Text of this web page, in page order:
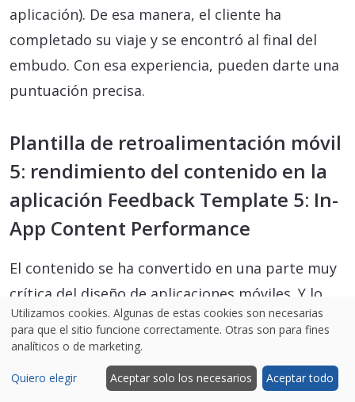
aplicación). De esa manera, el cliente ha
completado su viaje y se encontró al final del
embudo. Con esa experiencia, pueden darte una
puntuación precisa.
Plantilla de retroalimentación móvil
5: rendimiento del contenido en la
aplicación Feedback Template 5: In-
App Content Performance
El contenido se ha convertido en una parte muy
crítica del diseño de aplicaciones móviles. Y lo
que muchas empresas aún no se dan cuenta es
que las estrategias de contenido para
aplicaciones móviles y sitios web no podrían ser
más diferentes. Por ejemplo, muchos
Utilizamos cookies. Algunas de estas cookies son necesarias
para que el sitio funcione correctamente. Otras son para fines
analíticos o de marketing.
Quiero elegir Aceptar solo los necesarios Aceptar todo